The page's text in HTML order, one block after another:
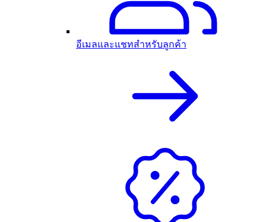
อีเมลและแชทสำหรับลูกค้า